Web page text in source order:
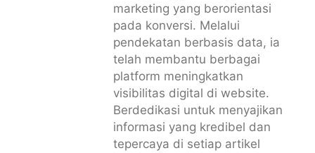
marketing yang berorientasi
pada konversi. Melalui
pendekatan berbasis data, ia
telah membantu berbagai
platform meningkatkan
visibilitas digital di website.
Berdedikasi untuk menyajikan
informasi yang kredibel dan
tepercaya di setiap artikel